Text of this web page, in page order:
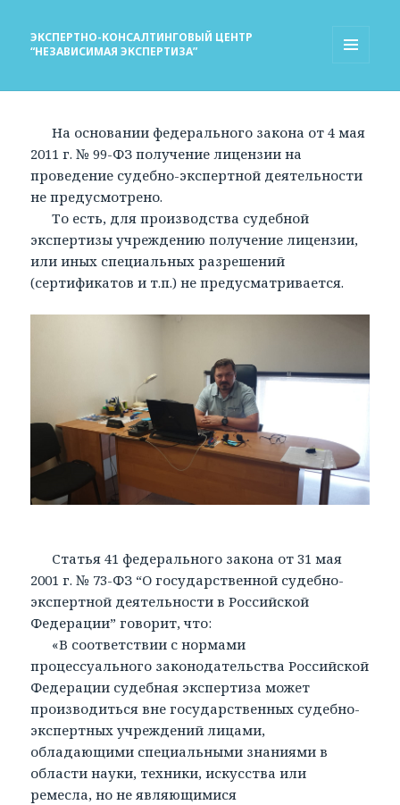
ЭКСПЕРТНО-КОНСАЛТИНГОВЫЙ ЦЕНТР
“НЕЗАВИСИМАЯ ЭКСПЕРТИЗА”
На основании федерального закона от 4 мая
2011 г. № 99-ФЗ получение лицензии на
проведение судебно-экспертной деятельности
не предусмотрено.
То есть, для производства судебной
экспертизы учреждению получение лицензии,
или иных специальных разрешений
(сертификатов и т.п.) не предусматривается.
Статья 41 федерального закона от 31 мая
2001 г. № 73-ФЗ “О государственной судебно-
экспертной деятельности в Российской
Федерации” говорит, что:
«В соответствии с нормами
процессуального законодательства Российской
Федерации судебная экспертиза может
производиться вне государственных судебно-
экспертных учреждений лицами,
обладающими специальными знаниями в
области науки, техники, искусства или
ремесла, но не являющимися